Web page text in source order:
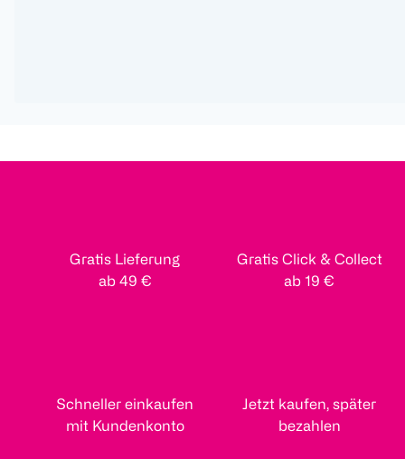
Gratis Lieferung
ab 49 €
Gratis Click & Collect
ab 19 €
Schneller einkaufen
mit Kundenkonto
Jetzt kaufen, später
bezahlen